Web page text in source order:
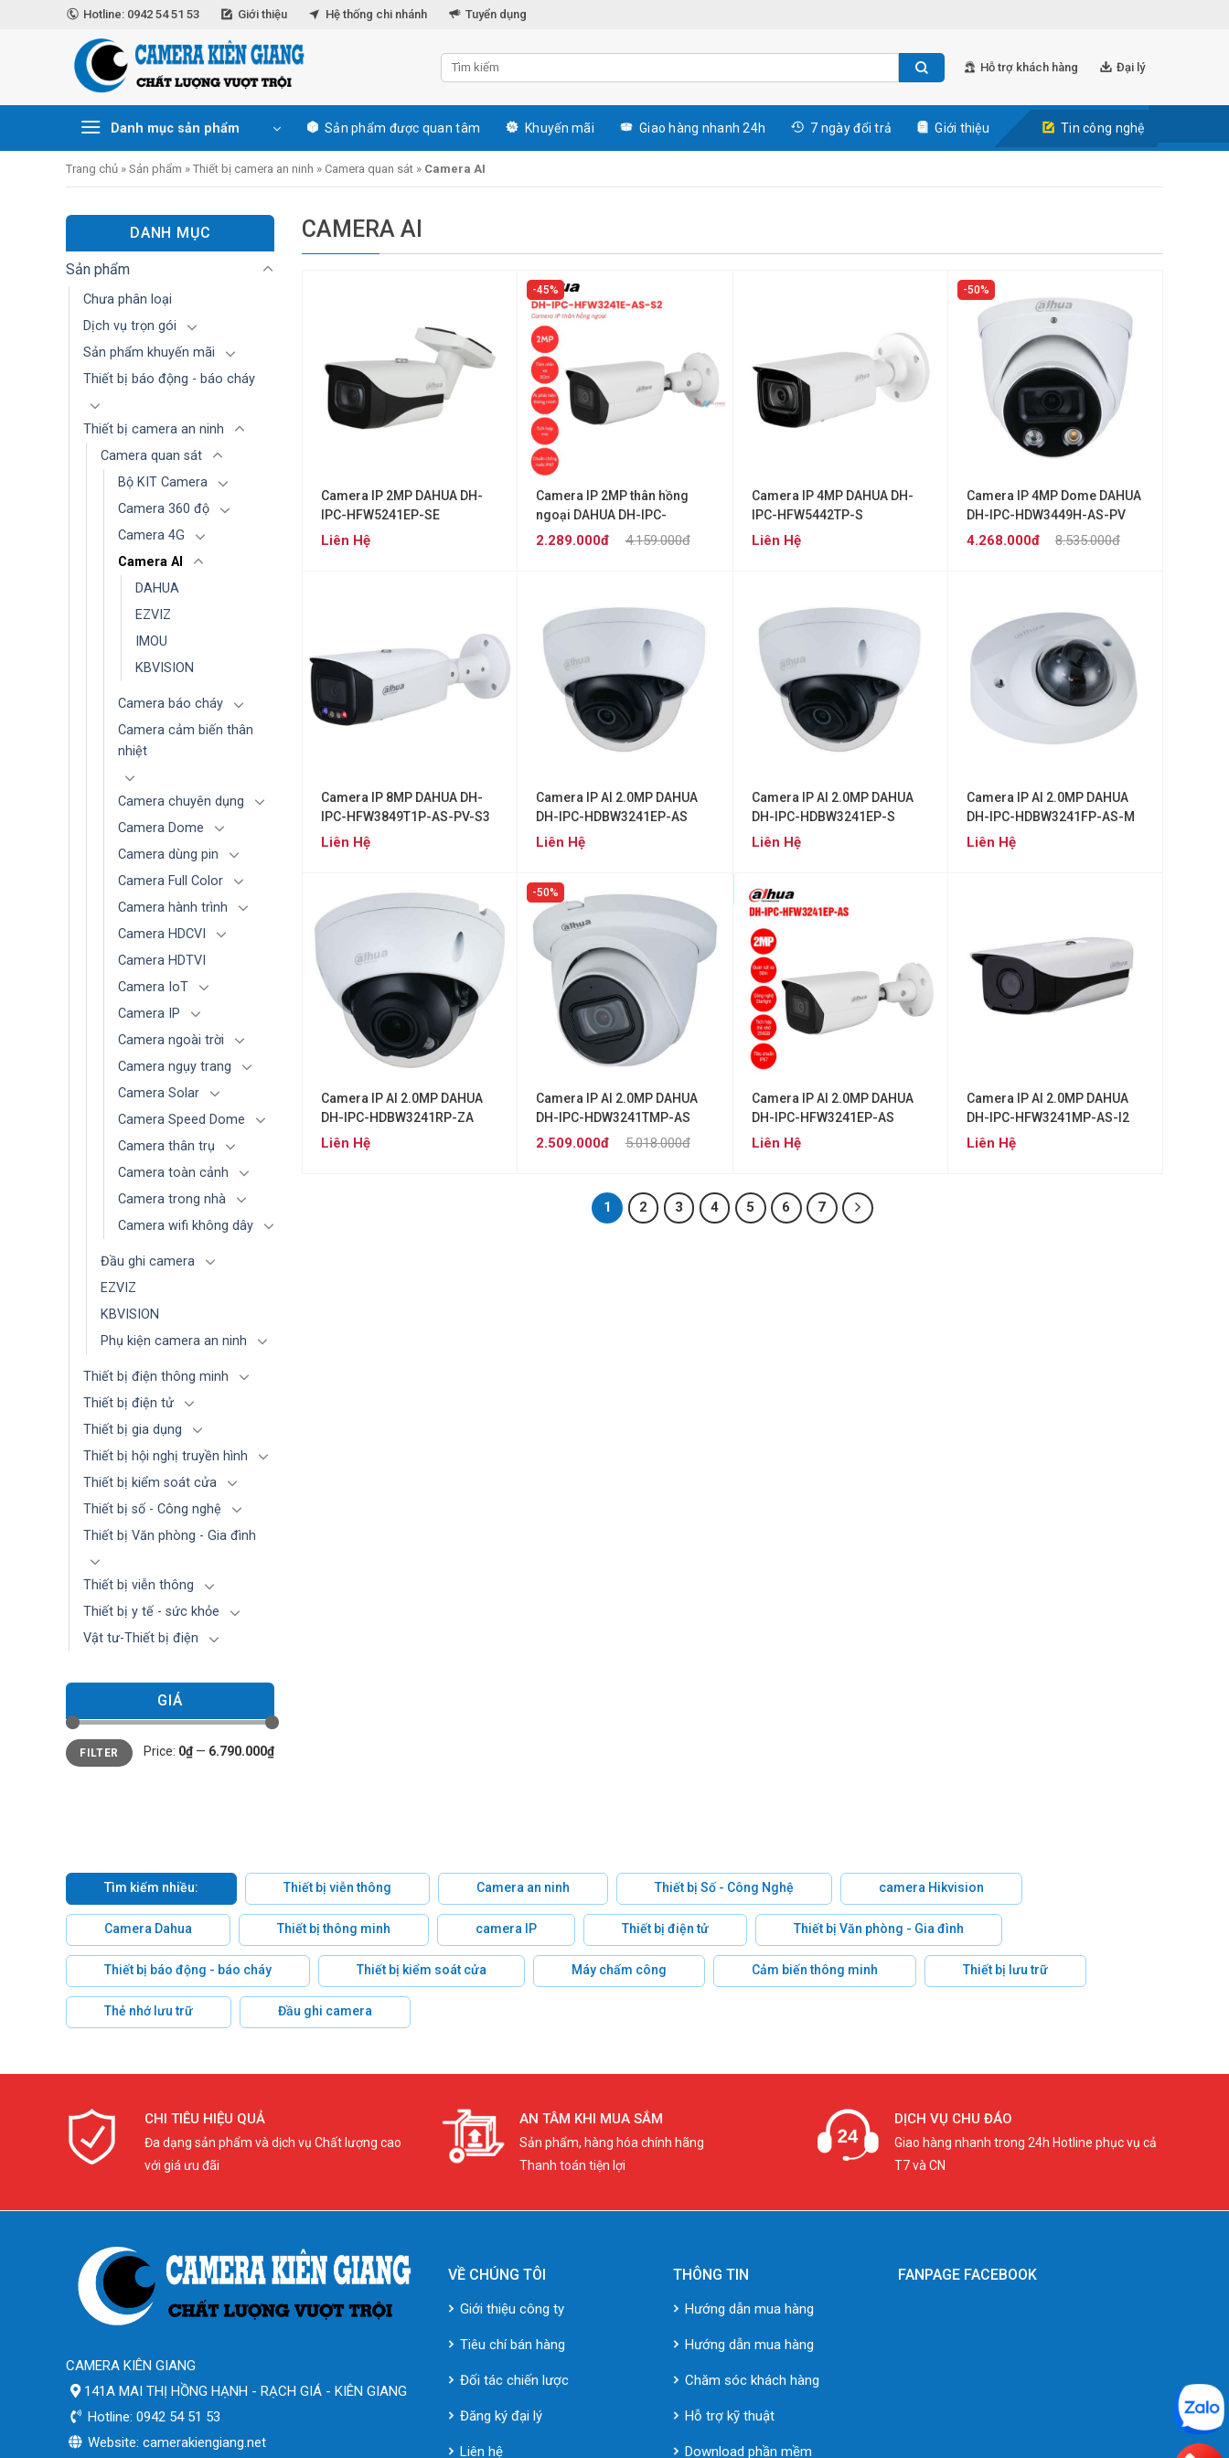
Hotline: 0942 54 51 53 Giới thiệu Hệ thống chi nhánh Tuyển dụng
Hỗ trợ khách hàng Đại lý
Danh mục sản phẩm Sản phẩm được quan tâm Khuyến mãi Giao hàng nhanh 24h 7 ngày đổi trả Giới thiệu Tin công nghệ
Trang chủ » Sản phẩm » Thiết bị camera an ninh » Camera quan sát » Camera AI
DANH MỤC
Sản phẩm
Chưa phân loại
Dịch vụ trọn gói
Sản phẩm khuyến mãi
Thiết bị báo động - báo cháy
Thiết bị camera an ninh
Camera quan sát
Bộ KIT Camera
Camera 360 độ
Camera 4G
Camera AI
DAHUA
EZVIZ
IMOU
KBVISION
Camera báo cháy
Camera cảm biến thân
nhiệt
Camera chuyên dụng
Camera Dome
Camera dùng pin
Camera Full Color
Camera hành trình
Camera HDCVI
Camera HDTVI
Camera IoT
Camera IP
Camera ngoài trời
Camera ngụy trang
Camera Solar
Camera Speed Dome
Camera thân trụ
Camera toàn cảnh
Camera trong nhà
Camera wifi không dây
Đầu ghi camera
EZVIZ
KBVISION
Phụ kiện camera an ninh
Thiết bị điện thông minh
Thiết bị điện tử
Thiết bị gia dụng
Thiết bị hội nghị truyền hình
Thiết bị kiểm soát cửa
Thiết bị số - Công nghệ
Thiết bị Văn phòng - Gia đình
Thiết bị viễn thông
Thiết bị y tế - sức khỏe
Vật tư-Thiết bị điện
GIÁ
Min
price
Max
priceFILTER Price: 0₫ — 6.790.000₫
CAMERA AI
Camera IP 2MP DAHUA DH-
IPC-HFW5241EP-SE
Liên Hệ
45%
Camera IP 2MP thân hồng
ngoại DAHUA DH-IPC-
HFW3241E-AS-S24.159.000đ
2.289.000đ
Camera IP 4MP DAHUA DH-
IPC-HFW5442TP-S
Liên Hệ
50%
Camera IP 4MP Dome DAHUA
DH-IPC-HDW3449H-AS-PV
8.535.000đ
4.268.000đ
Camera IP 8MP DAHUA DH-
IPC-HFW3849T1P-AS-PV-S3
Liên Hệ
Camera IP AI 2.0MP DAHUA
DH-IPC-HDBW3241EP-AS
Liên Hệ
Camera IP AI 2.0MP DAHUA
DH-IPC-HDBW3241EP-S
Liên Hệ
Camera IP AI 2.0MP DAHUA
DH-IPC-HDBW3241FP-AS-M
Liên Hệ
Camera IP AI 2.0MP DAHUA
DH-IPC-HDBW3241RP-ZA
Liên Hệ
50%
Camera IP AI 2.0MP DAHUA
DH-IPC-HDW3241TMP-AS
5.018.000đ
2.509.000đ
Camera IP AI 2.0MP DAHUA
DH-IPC-HFW3241EP-AS
Liên Hệ
Camera IP AI 2.0MP DAHUA
DH-IPC-HFW3241MP-AS-I2
Liên Hệ
1 2 3 4 5 6 7
Tìm kiếm nhiều: Thiết bị viễn thông Camera an ninh Thiết bị Số - Công Nghệ camera Hikvision
Camera Dahua Thiết bị thông minh camera IP Thiết bị điện tử Thiết bị Văn phòng - Gia đình
Thiết bị báo động - báo cháy Thiết bị kiểm soát cửa Máy chấm công Cảm biến thông minh Thiết bị lưu trữ
Thẻ nhớ lưu trữ Đầu ghi camera
CHI TIÊU HIỆU QUẢ
Đa dạng sản phẩm và dịch vụ Chất lượng cao
với giá ưu đãi
AN TÂM KHI MUA SẮM
Sản phẩm, hàng hóa chính hãng
Thanh toán tiện lợi
DỊCH VỤ CHU ĐÁO
Giao hàng nhanh trong 24h Hotline phục vụ cả
T7 và CN
CAMERA KIÊN GIANG
141A MAI THỊ HỒNG HẠNH - RẠCH GIÁ - KIÊN GIANG
Hotline: 0942 54 51 53
Website: camerakiengiang.net
VỀ CHÚNG TÔI
Giới thiệu công ty
Tiêu chí bán hàng
Đối tác chiến lược
Đăng ký đại lý
Liên hệ
THÔNG TIN
Hướng dẫn mua hàng
Hướng dẫn mua hàng
Chăm sóc khách hàng
Hỗ trợ kỹ thuật
Download phần mềm
FANPAGE FACEBOOK